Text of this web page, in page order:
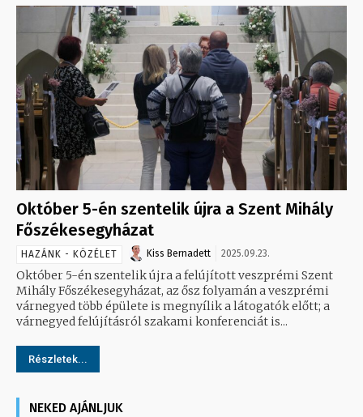
Október 5-én szentelik újra a Szent Mihály
Főszékesegyházat
HAZÁNK - KÖZÉLET Kiss Bernadett 2025.09.23.
Október 5-én szentelik újra a felújított veszprémi Szent
Mihály Főszékesegyházat, az ősz folyamán a veszprémi
várnegyed több épülete is megnyílik a látogatók előtt; a
várnegyed felújításról szakami konferenciát is...
Részletek...
NEKED AJÁNLJUK